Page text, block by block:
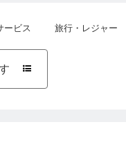
ービス 旅行・レジャー
